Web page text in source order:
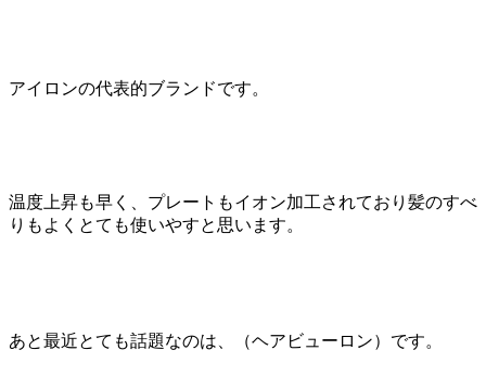
アイロンの代表的ブランドです。
温度上昇も早く、プレートもイオン加工されており髪のすべ
りもよくとても使いやすと思います。
あと最近とても話題なのは、（ヘアビューロン）です。